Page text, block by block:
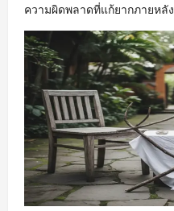
ความผิดพลาดที่แก้ยากภายหลัง